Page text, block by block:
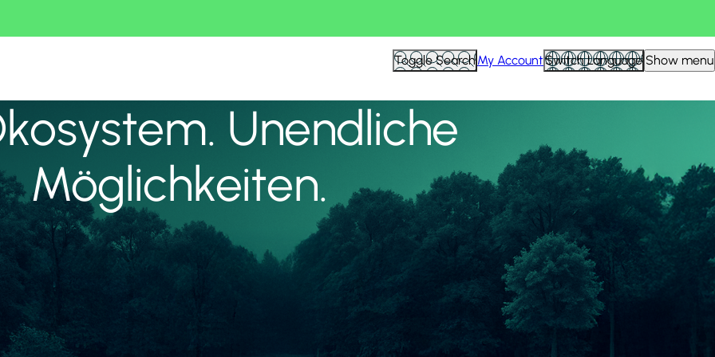
Toggle SearchMy AccountSwitch Language Show menu
Unendliche
Möglichkeiten.
Alle anzeigen